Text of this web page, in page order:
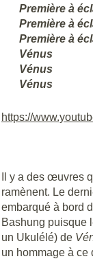
Première à
Première à
Première à
Vénus
Vénus
Vénus
https://
Il y a des œuvres
ramènent. Le
embarqué à bord
Bashung puisque
un Ukulélé) de
un hommage à ce